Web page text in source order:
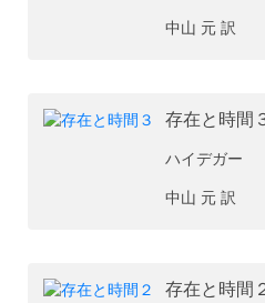
中山 元 訳
存在と時間
ハイデガー
中山 元 訳
存在と時間